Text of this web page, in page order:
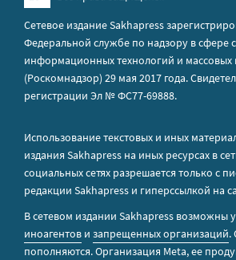
Сетевое издание Sakhapress
Федеральной службе по надзору в сфере
информационных технологий и
(Роскомнадзор) 29 мая 2017 года.
регистрации Эл № ФС77-69888.
Использование текстовых и иных
издания Sakhapress на иных ресурсах в
социальных сетях разрешается только с
редакции Sakhapress и гиперссылкой на
В сетевом издании Sakhapress возможны
иноагентов и запрещенных организаций.
пополняются. Организация Metа, ее